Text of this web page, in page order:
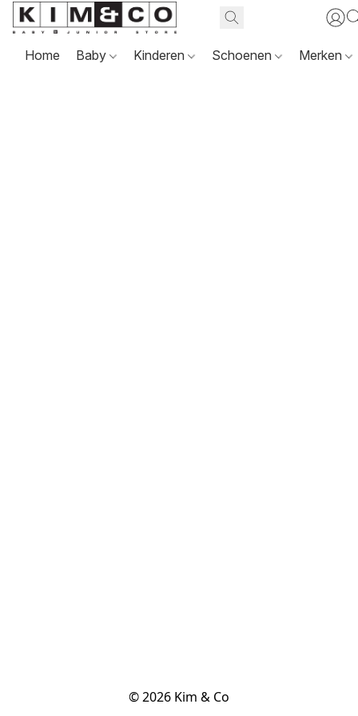
Home Baby Kinderen Schoenen Merken
© 2026 Kim & Co